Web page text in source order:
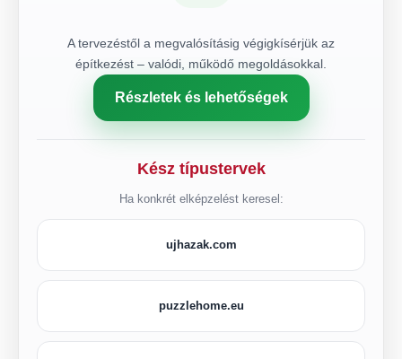
A tervezéstől a megvalósításig végigkísérjük az
építkezést – valódi, működő megoldásokkal.
Részletek és lehetőségek
Kész típustervek
Ha konkrét elképzelést keresel:
ujhazak.com
puzzlehome.eu